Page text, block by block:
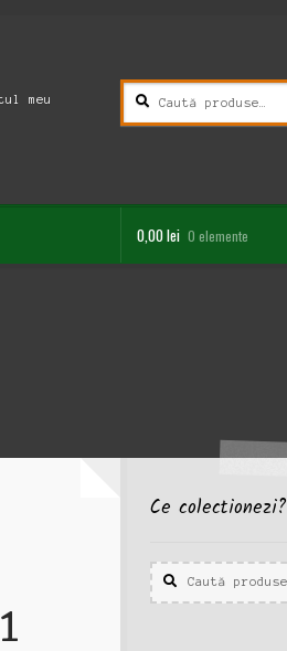
meu
Caută
după:
Caută
0,00lei 0 elemente
Ce colectionezi?
Caută
după:
Caută